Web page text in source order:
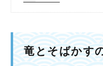
竜とそばかす